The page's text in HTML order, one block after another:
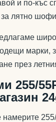
и по-къс
лятно
марки,
през
255/